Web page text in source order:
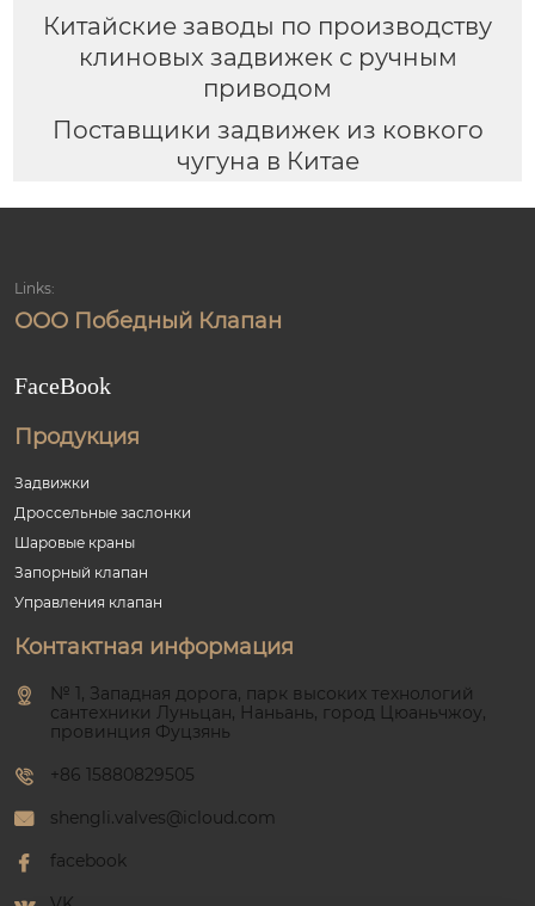
Китайские заводы по производству
клиновых задвижек с ручным
приводом
Поставщики задвижек из ковкого
чугуна в Китае
Links:
ООО Победный Клапан
FaceBook
Продукция
Задвижки
Дроссельные заслонки
Шаровые краны
Запорный клапан
Управления клапан
Контактная информация
№ 1, Западная дорога, парк высоких технологий
сантехники Луньцан, Наньань, город Цюаньчжоу,
провинция Фуцзянь
+86 15880829505
shengli.valves@icloud.com
facebook